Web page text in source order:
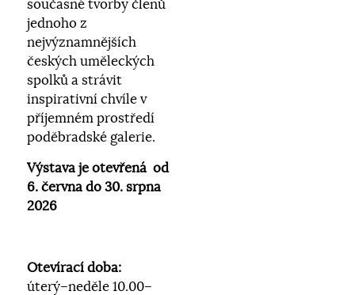
současné tvorby členů
jednoho z
nejvýznamnějších
českých uměleckých
spolků a strávit
inspirativní chvíle v
příjemném prostředí
poděbradské galerie.
Výstava je otevřená od
6. června do 30. srpna
2026
Otevírací doba:
úterý–neděle 10.00–